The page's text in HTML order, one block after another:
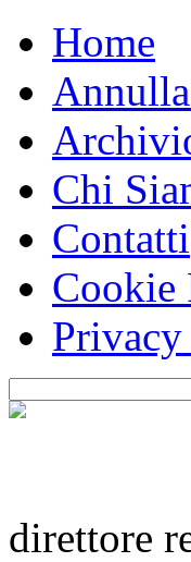
Home
Chi
Contatti
Cookie
direttore